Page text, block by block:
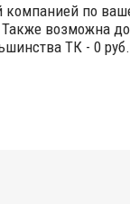
компанией по
возможна
ТК - 0 руб.